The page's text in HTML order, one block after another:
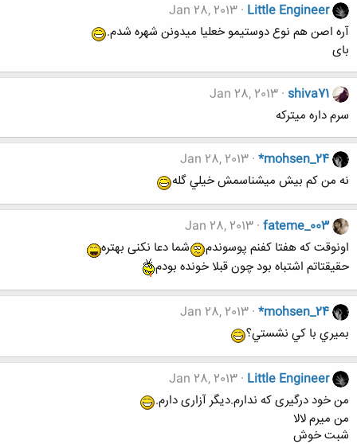
Little Engineer
Jan 28, 2013
آره اصن هم نوع دوستیمو خعلیا میدونن شهره شدم.
بای
shiva71
Jan 28, 2013
سرم داره میترکه
*mohsen_24
Jan 28, 2013
نه من كم بيش ميشناسمش خيلي گله
fateme_003
Jan 28, 2013
اونوقت که هفتا کفنم پوسوندم
شما دعا نکنی بهتره
حقیقتاتم اشتباه بود چون قبلا خونده بودم
*mohsen_24
Jan 28, 2013
بميري با كي نشستي؟
Little Engineer
Jan 28, 2013
من خود درگیری که ندارم.دیگر آزاری دارم.
من میرم لالا
شبت خوش